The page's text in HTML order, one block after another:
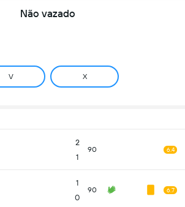
Não vazado
V X
2
1
90 6.4
1
0
90 6.7